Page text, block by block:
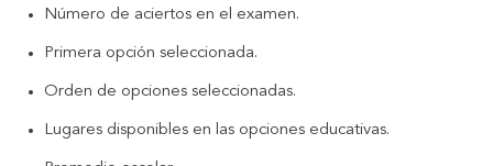
Número de aciertos en el examen.
Primera opción seleccionada.
Orden de opciones seleccionadas.
Lugares disponibles en las opciones educativas.